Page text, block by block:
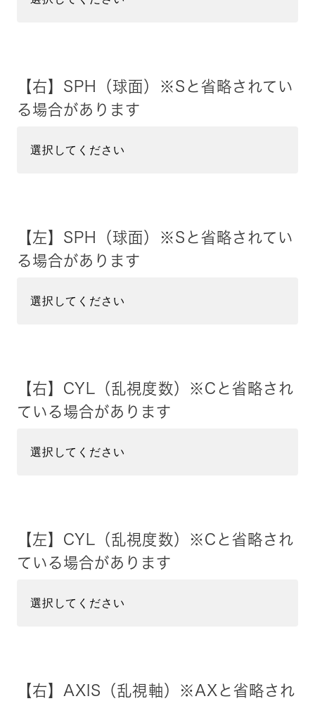
【右】SPH（球面）※Sと省略されてい
る場合があります
【左】SPH（球面）※Sと省略されてい
る場合があります
【右】CYL（乱視度数）※Cと省略され
ている場合があります
【左】CYL（乱視度数）※Cと省略され
ている場合があります
【右】AXIS（乱視軸）※AXと省略され